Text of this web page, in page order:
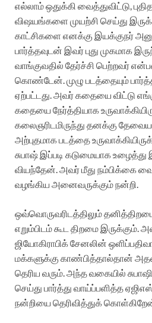
எல்லாம் ஒதுக்கி வைத்துவிட்டு,
விஷயங்களை முயற்சி செய்து
காட்சிகளை எனக்கு இயக்குநர்
பார்த்தவுடன் இவர் புது முகமாக
வாங்குவதில் தேர்ச்சி பெற்றவர்
கொண்டேன். முழு படத்தையும்
ஏற்பட்டது. அவர் கதையை விட்டு
கதையை நேர்த்தியாக
கலைஞரிடமிருந்து தனக்கு
அற்புதமாக படத்தை
சுபாஷ் இப்படி கடுமையாக உழைத்து
வியந்தேன். அவர் மீது நம்பிக்கை
வழங்கிய அனைவருக்கும் நன்றி.
ஒவ்வொருவரிடத்திலும்
எறும்பிடம் கூட திறமை
ஜியோகிராபிக் சேனலின்
மக்களுக்கு காண்பித்தால்தான்
தெரிய வரும். அந்த வகையில்
செய்து பார்த்து வாய்ப்பளித்த
நன்றியை தெரிவித்துக்